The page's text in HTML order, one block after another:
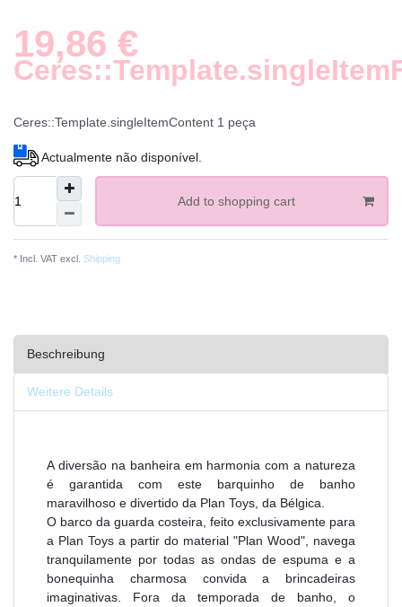
19,86 €
Ceres::Template.singleItemContent 1 peça
Actualmente não disponível.
Add to shopping cart
* Incl. VAT excl. Shipping
Beschreibung
Weitere Details
A diversão na banheira em harmonia com a natureza
é garantida com este barquinho de banho
maravilhoso e divertido da Plan Toys, da Bélgica.
O barco da guarda costeira, feito exclusivamente para
a Plan Toys a partir do material "Plan Wood", navega
tranquilamente por todas as ondas de espuma e a
bonequinha charmosa convida a brincadeiras
imaginativas. Fora da temporada de banho, o